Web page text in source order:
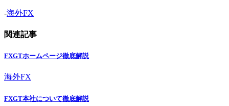
-海外FX
関連記事
FXGTホームページ徹底解説
海外FX
FXGT本社について徹底解説